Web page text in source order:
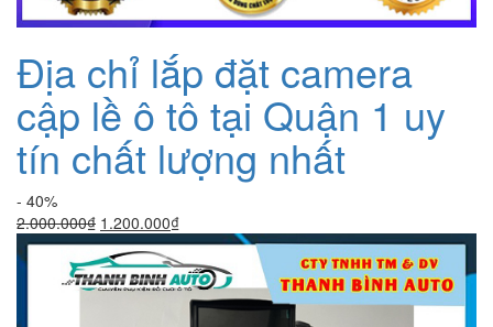
Địa chỉ lắp đặt camera
cập lề ô tô tại Quận 1 uy
tín chất lượng nhất
- 40%
2.000.000₫ Giá
gốc
là:
2.000.000₫.
1.200.000₫Giá
hiện
tại
là:
1.200.000₫.